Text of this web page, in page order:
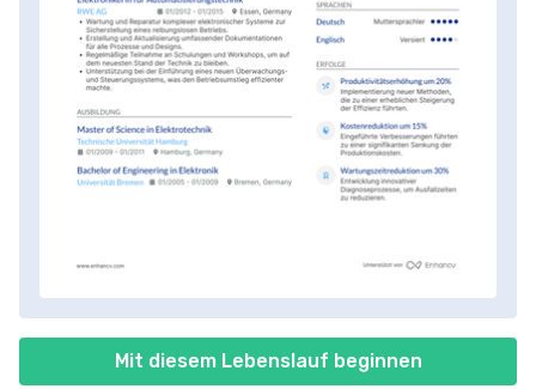
Mit diesem Lebenslauf beginnen